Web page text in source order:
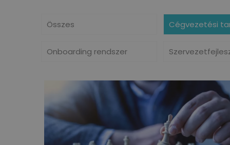
Összes Cégvezetési
Onboarding rendszer